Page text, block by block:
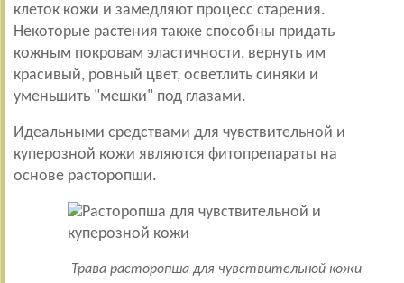
клеток кожи и замедляют процесс старения.
Некоторые растения также способны придать
кожным покровам эластичности, вернуть им
красивый, ровный цвет, осветлить синяки и
уменьшить "мешки" под глазами.
Идеальными средствами для чувствительной и
куперозной кожи являются фитопрепараты на
основе расторопши.
Трава расторопша для чувствительной кожи